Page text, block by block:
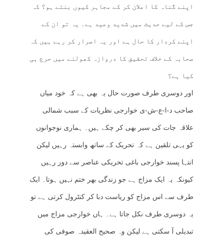
اپنے گناہ کا اعلان کر کے مجاہر کیوں بنتے ہو؟ کہ
جس کے لیے حدیث میں شدید وعید ہے۔ یہ تو ان کے
اپنے کردار کا حال ہے اور یہ اصرار کر رہے ہیں کہ
صحابہ کے خلاف تحقیق کا دروازہ کھولنے میں حرج ہی
کیا ہے؟
اور دوسری طرف صورت حال یہ بھی ہے کہ خود میاں
صاحب د-ا-ع-ش-ی خوارجی نظریات کے سبب شمالی
علاقہ جات کی سیر بھی کر چکے ہیں۔ ہماری نوجوانوں
کو یہی تلقین ہے کہ تحریک کے ساتھ وابستہ رہیں لیکن
انتہا پسند خوارجی باغی تحریکی عناصر سے دور رہیں
کیونکہ یہ ایک مزاج ہے جو زندگی بھر ختم نہیں ہوتا۔ ایک
طرف سے اس مزاج کو ریاست دبا کر کنٹرول کرتی ہے تو
یہ دوسری طرف نکل جاتا ہے۔ ہاں خوارجی مزاج میں
تبدیلی آ سکتی ہے لیکن وہ صحیح العقیدہ صوفی کی